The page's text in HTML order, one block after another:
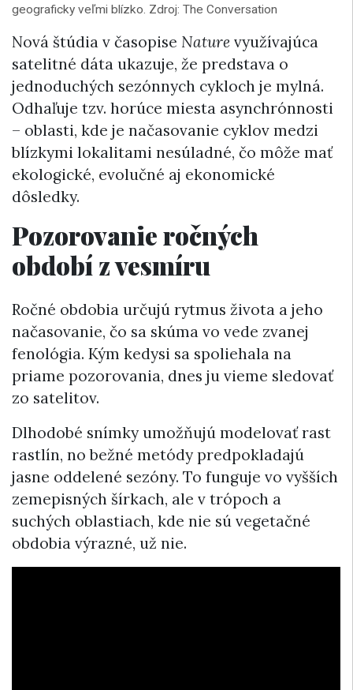
geograficky veľmi blízko. Zdroj: The Conversation
Nová štúdia v časopise Nature využívajúca
satelitné dáta ukazuje, že predstava o
jednoduchých sezónnych cykloch je mylná.
Odhaľuje tzv. horúce miesta asynchrónnosti
– oblasti, kde je načasovanie cyklov medzi
blízkymi lokalitami nesúladné, čo môže mať
ekologické, evolučné aj ekonomické
dôsledky.
Pozorovanie ročných
období z vesmíru
Ročné obdobia určujú rytmus života a jeho
načasovanie, čo sa skúma vo vede zvanej
fenológia. Kým kedysi sa spoliehala na
priame pozorovania, dnes ju vieme sledovať
zo satelitov.
Dlhodobé snímky umožňujú modelovať rast
rastlín, no bežné metódy predpokladajú
jasne oddelené sezóny. To funguje vo vyšších
zemepisných šírkach, ale v trópoch a
suchých oblastiach, kde nie sú vegetačné
obdobia výrazné, už nie.